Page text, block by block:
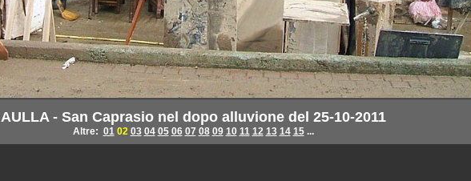
AULLA - San Caprasio nel dopo alluvione del 25-10-2011
Altre: 01 02 03 04 05 06 07 08 09 10 11 12 13 14 15...